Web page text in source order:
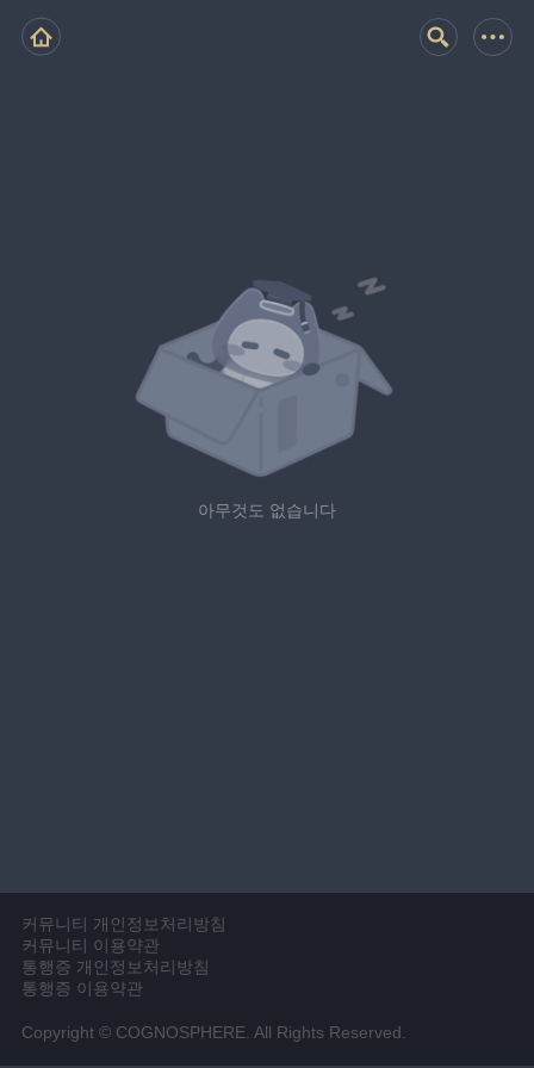
아무것도 없습니다
커뮤니티 개인정보처리방침
커뮤니티 이용약관
통행증 개인정보처리방침
통행증 이용약관
Copyright © COGNOSPHERE. All Rights Reserved.